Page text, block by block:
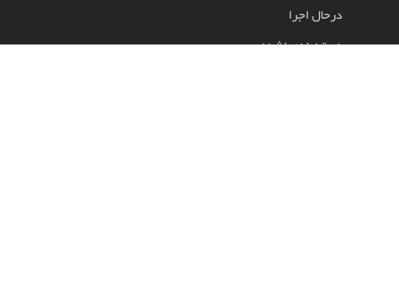
درحال اجرا
دسته‌بندی نشده